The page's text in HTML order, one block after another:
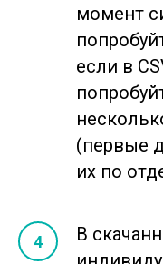
момент
если в
(первые
их по
В